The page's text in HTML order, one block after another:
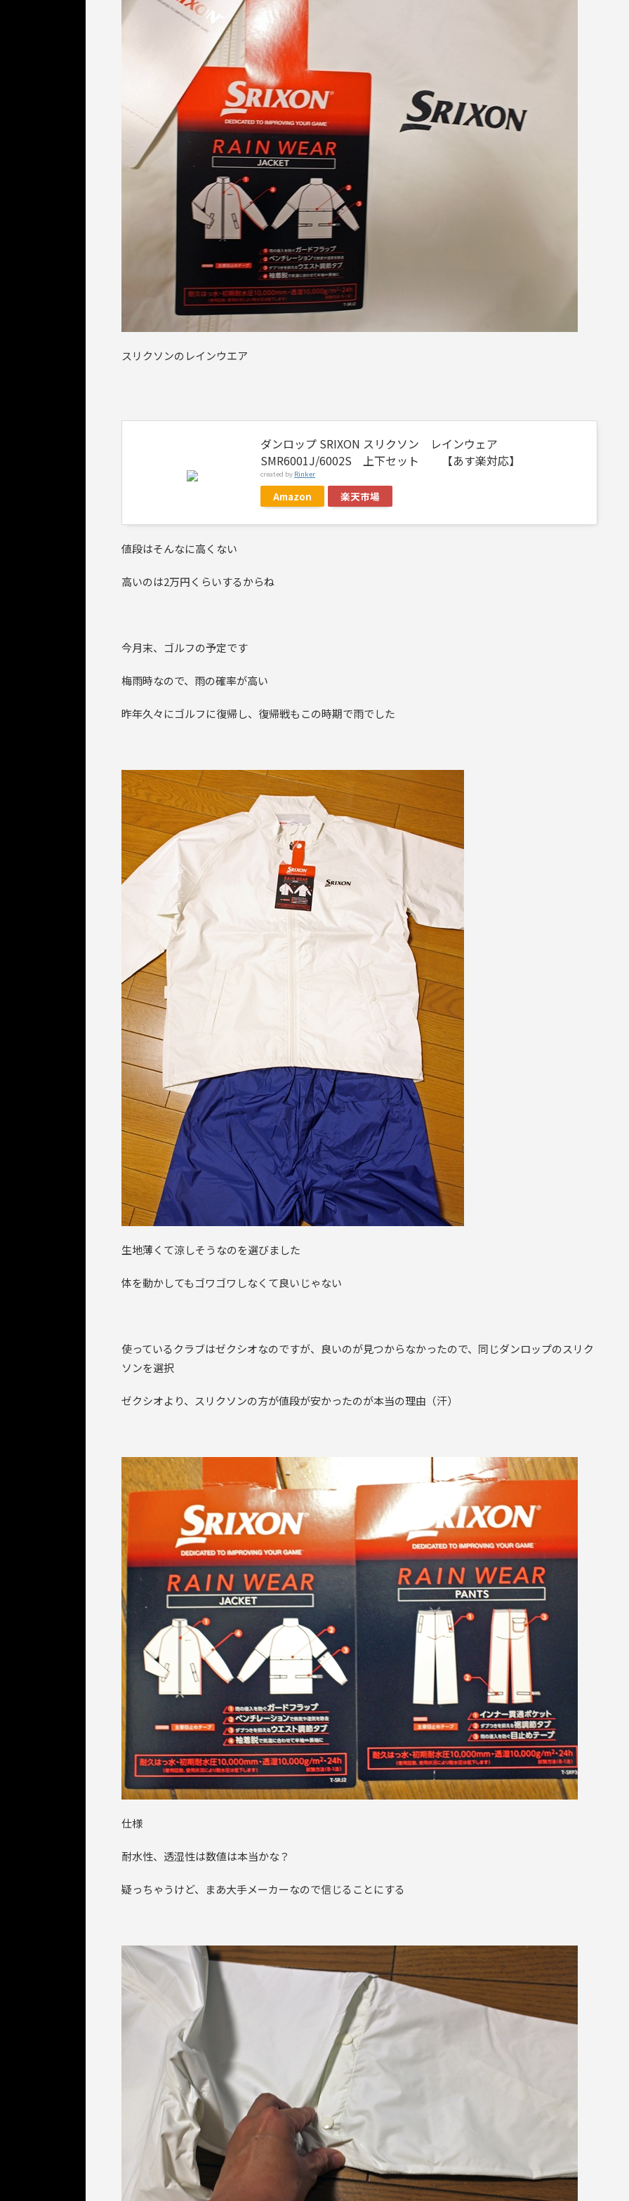
スリクソンのレインウエア
ダンロップ SRIXON スリクソン レインウェア
SMR6001J/6002S 上下セット 【あす楽対応】
created by Rinker
Amazon 楽天市場
値段はそんなに高くない
高いのは2万円くらいするからね
今月末、ゴルフの予定です
梅雨時なので、雨の確率が高い
昨年久々にゴルフに復帰し、復帰戦もこの時期で雨でした
生地薄くて涼しそうなのを選びました
体を動かしてもゴワゴワしなくて良いじゃない
使っているクラブはゼクシオなのですが、良いのが見つからなかったので、同じダンロップのスリク
ソンを選択
ゼクシオより、スリクソンの方が値段が安かったのが本当の理由（汗）
仕様
耐水性、透湿性は数値は本当かな？
疑っちゃうけど、まあ大手メーカーなので信じることにする